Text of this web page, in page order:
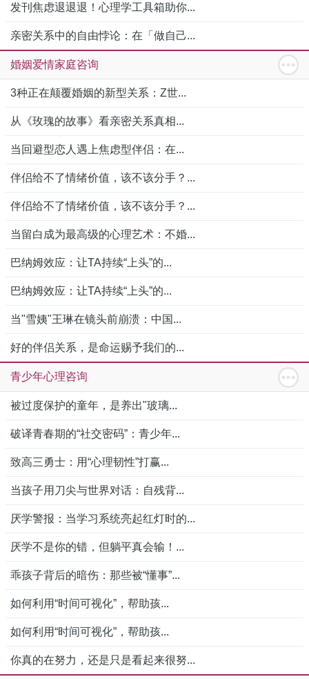
发刊焦虑退退退！心理学工具箱助你...
亲密关系中的自由悖论：在「做自己...
婚姻爱情家庭咨询
3种正在颠覆婚姻的新型关系：Z世...
从《玫瑰的故事》看亲密关系真相...
当回避型恋人遇上焦虑型伴侣：在...
伴侣给不了情绪价值，该不该分手？...
伴侣给不了情绪价值，该不该分手？...
当留白成为最高级的心理艺术：不婚...
巴纳姆效应：让TA持续“上头”的...
巴纳姆效应：让TA持续“上头”的...
当"雪姨"王琳在镜头前崩溃：中国...
好的伴侣关系，是命运赐予我们的...
青少年心理咨询
被过度保护的童年，是养出"玻璃...
破译青春期的“社交密码”：青少年...
致高三勇士：用“心理韧性”打赢...
当孩子用刀尖与世界对话：自残背...
厌学警报：当学习系统亮起红灯时的...
厌学不是你的错，但躺平真会输！...
乖孩子背后的暗伤：那些被“懂事”...
如何利用“时间可视化”，帮助孩...
如何利用“时间可视化”，帮助孩...
你真的在努力，还是只是看起来很努...